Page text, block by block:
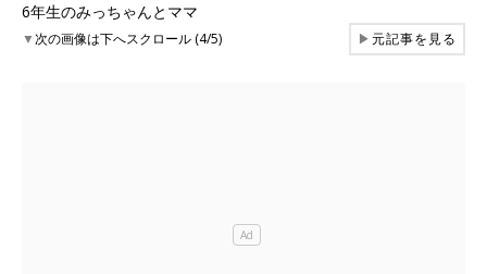
6年生のみっちゃんとママ
▼次の画像は下へスクロール (4/5) ▶元記事を見る